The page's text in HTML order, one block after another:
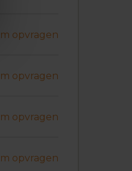
opvragen
opvragen
opvragen
opvragen